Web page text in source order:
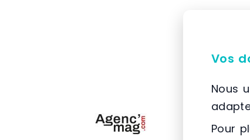
Vos
Nous
Pour